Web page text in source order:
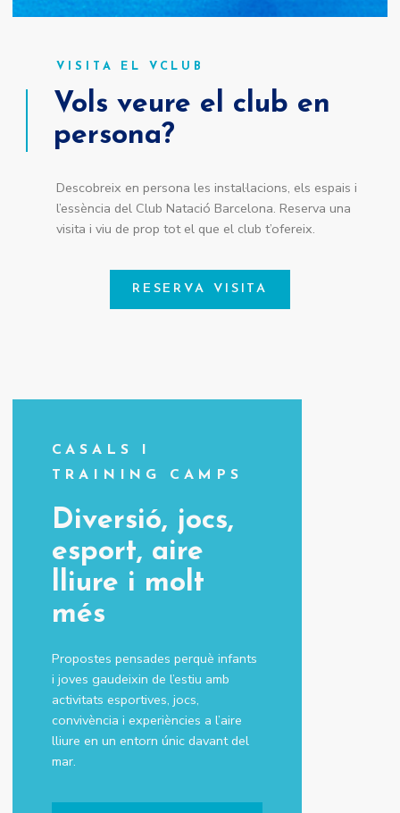
VISITA EL VCLUB
Vols veure el club en
persona?
Descobreix en persona les instal·lacions, els espais i
l’essència del Club Natació Barcelona. Reserva una
visita i viu de prop tot el que el club t’ofereix.
RESERVA VISITA
CASALS I
TRAINING CAMPS
Diversió, jocs,
esport, aire
lliure i molt
més
Propostes pensades perquè infants
i joves gaudeixin de l’estiu amb
activitats esportives, jocs,
convivència i experiències a l’aire
lliure en un entorn únic davant del
mar.